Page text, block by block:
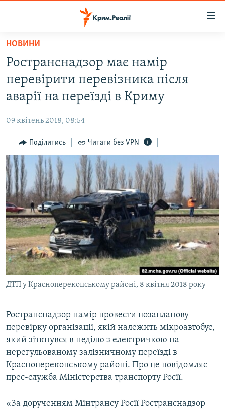
Перейти
основного
матеріалу
Перейти
до
основної
Перейти
до
пошуку
ВОДА.КРИМ
ВІДЕО ТА ФОТО
БЛОГИ
ПОГЛЯД
ІНТЕРВ'Ю
ВСЕ ЗА ДЕНЬ
СПЕЦПРОЕКТИ
ДЕПОРТАЦІЯ
ВІДЕОУРОКИ «ELIFBE»
СВІДЧЕННЯ ОКУПАЦІЇ
УКРАЇНСЬКА ПРОБЛЕМА КРИМУ
ІНФОГРАФІКА
ЯК ОБІЙТИ БЛОКУВАННЯ
Русский
Qırımtatar
ДОЛУЧАЙСЯ!
Усі сайти RFE/RL
НОВИНИ
Ространснадзор має намір
перевірити перевізника після
аварії на переїзді в Криму
09 квітень 2018, 08:54
Поділитись Читати без VPN
ДТП у Красноперекопському районі, 8 квітня 2018 року
Ространснадзор намір провести позапланову
перевірку організації, якій належить мікроавтобус,
який зіткнувся в неділю з електричкою на
нерегульованому залізничному переїзді в
Красноперекопському районі. Про це повідомляє
прес-служба Міністерства транспорту Росії.
«За дорученням Мінтрансу Росії Ространснадзор